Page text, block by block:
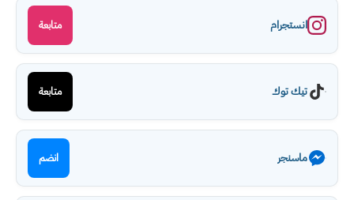
انستجرام متابعة
تيك توك متابعة
ماسنجر انضم